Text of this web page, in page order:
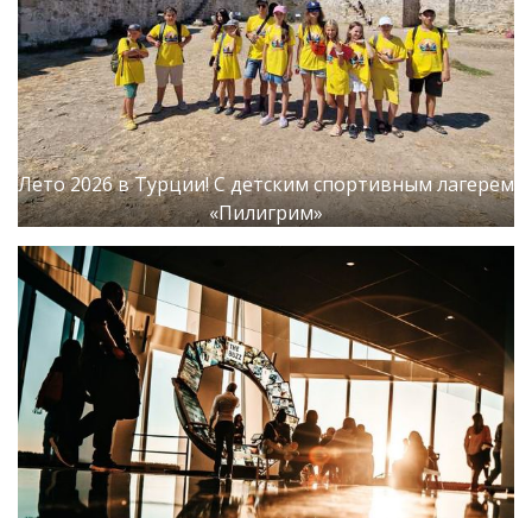
Лето 2026 в Турции! С детским спортивным лагерем
«Пилигрим»